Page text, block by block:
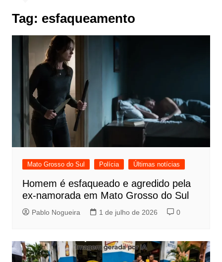
Tag: esfaqueamento
Mato Grosso do Sul Polícia Últimas notícias
Homem é esfaqueado e agredido pela
ex-namorada em Mato Grosso do Sul
Pablo Nogueira 1 de julho de 2026 0